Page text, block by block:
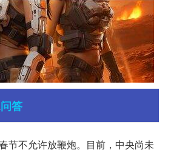
问答
节不允许放鞭炮。目前，中央尚未